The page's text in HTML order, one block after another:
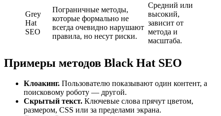
Grey
Hat
SEO
Пограничные методы,
которые формально не
всегда очевидно нарушают
правила, но несут риски.
Средний или
высокий,
зависит от
метода и
масштаба.
Примеры методов Black Hat SEO
Клоакинг. Пользователю показывают один контент, а
поисковому роботу — другой.
Скрытый текст. Ключевые слова прячут цветом,
размером, CSS или за пределами экрана.